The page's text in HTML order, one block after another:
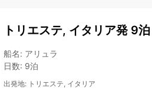
トリエステ, イタリア発 9泊
船名: アリュラ
日数: 9泊
出発地: トリエステ, イタリア